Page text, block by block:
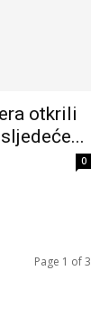
otkrili
0
Page 1 of 3